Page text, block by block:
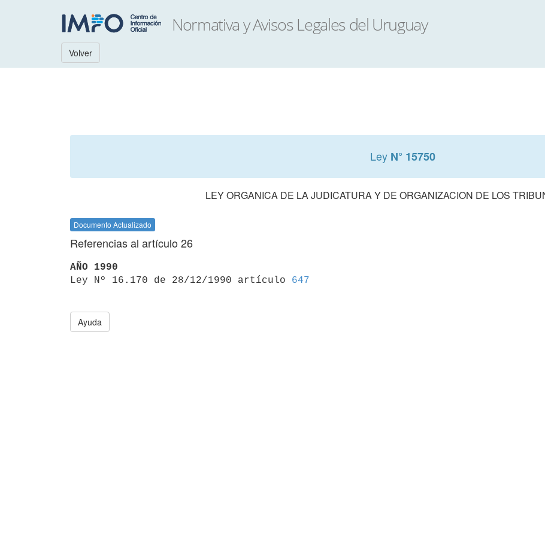
Volver
Ley N° 15750
LEY ORGANICA DE LA JUDICATURA Y DE ORGANIZACION DE LOS
Documento Actualizado
Referencias al artículo 26
AÑO 1990
Ley Nº 16.170 de 28/12/1990 artículo 647
Ayuda